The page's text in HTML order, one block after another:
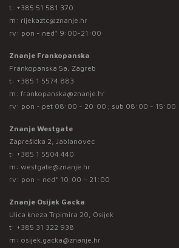
t: +385 51 581 370
m: rijekaztc@znanje.hr
rv: pon - ned* 9:00-21:00
Znanje Frankopanska
Frankopanska 5a, Zagreb
t: +385 1 5574 883
m: frankopanska@znanje.hr
rv: pon - pet 08:00 - 20:00 ; sub 08:00 - 15:00
Znanje Westgate
Zaprešićka 2, Jablanovec
t: +385 1 5504 440
m: westgate@znanje.hr
rv: pon – ned* 10:00 – 21:00
Znanje Osijek Gacka
Ulica kneza Trpimira 20, Osijek
t: +385 31 322 938
m: osijek.gacka@znanje.hr